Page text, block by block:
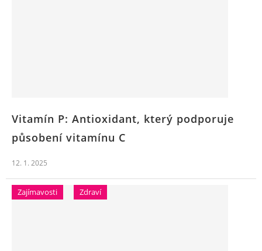
Vitamín P: Antioxidant, který podporuje
působení vitamínu C
12. 1. 2025
Zajímavosti Zdraví